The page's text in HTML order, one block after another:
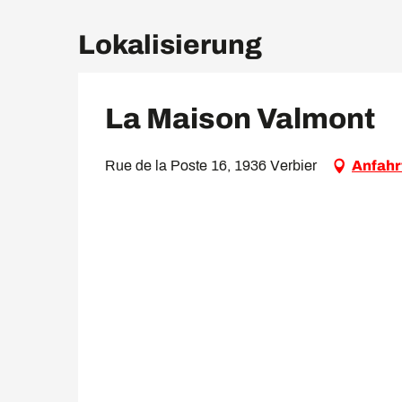
Lokalisierung
La Maison Valmont
Rue de la Poste 16, 1936 Verbier